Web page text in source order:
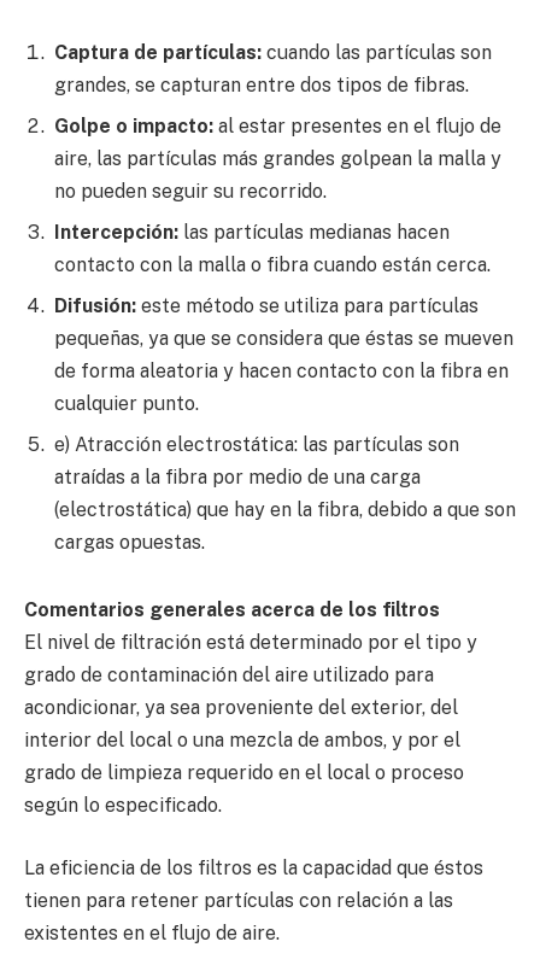
Captura de partículas: cuando las partículas son
grandes, se capturan entre dos tipos de fibras.
Golpe o impacto: al estar presentes en el flujo de
aire, las partículas más grandes golpean la malla y
no pueden seguir su recorrido.
Intercepción: las partículas medianas hacen
contacto con la malla o fibra cuando están cerca.
Difusión: este método se utiliza para partículas
pequeñas, ya que se considera que éstas se mueven
de forma aleatoria y hacen contacto con la fibra en
cualquier punto.
e) Atracción electrostática: las partículas son
atraídas a la fibra por medio de una carga
(electrostática) que hay en la fibra, debido a que son
cargas opuestas.
Comentarios generales acerca de los filtros
El nivel de filtración está determinado por el tipo y
grado de contaminación del aire utilizado para
acondicionar, ya sea proveniente del exterior, del
interior del local o una mezcla de ambos, y por el
grado de limpieza requerido en el local o proceso
según lo especificado.
La eficiencia de los filtros es la capacidad que éstos
tienen para retener partículas con relación a las
existentes en el flujo de aire.